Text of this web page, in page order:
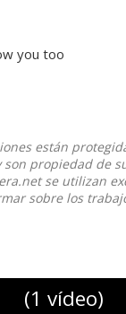
you too
están
propiedad de
se utilizan
sobre los
(1 vídeo)